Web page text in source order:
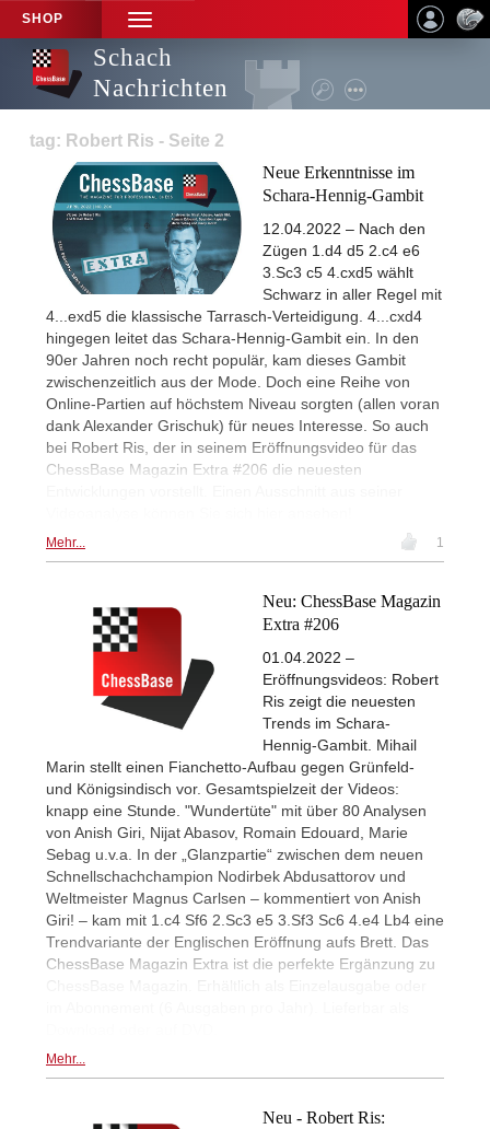
SHOP
TOGGLE
NAVIGATION
Schach
Nachrichten
tag: Robert Ris - Seite 2
Neue Erkenntnisse im
Schara-Hennig-Gambit
12.04.2022 – Nach den
Zügen 1.d4 d5 2.c4 e6
3.Sc3 c5 4.cxd5 wählt
Schwarz in aller Regel mit
4...exd5 die klassische Tarrasch-Verteidigung. 4...cxd4
hingegen leitet das Schara-Hennig-Gambit ein. In den
90er Jahren noch recht populär, kam dieses Gambit
zwischenzeitlich aus der Mode. Doch eine Reihe von
Online-Partien auf höchstem Niveau sorgten (allen voran
dank Alexander Grischuk) für neues Interesse. So auch
bei Robert Ris, der in seinem Eröffnungsvideo für das
ChessBase Magazin Extra #206 die neuesten
Mehr... 1
Neu: ChessBase Magazin
Extra #206
01.04.2022 –
Eröffnungsvideos: Robert
Ris zeigt die neuesten
Trends im Schara-
Hennig-Gambit. Mihail
Marin stellt einen Fianchetto-Aufbau gegen Grünfeld-
und Königsindisch vor. Gesamtspielzeit der Videos:
knapp eine Stunde. "Wundertüte" mit über 80 Analysen
von Anish Giri, Nijat Abasov, Romain Edouard, Marie
Sebag u.v.a. In der „Glanzpartie“ zwischen dem neuen
Schnellschachchampion Nodirbek Abdusattorov und
Weltmeister Magnus Carlsen – kommentiert von Anish
Giri! – kam mit 1.c4 Sf6 2.Sc3 e5 3.Sf3 Sc6 4.e4 Lb4 eine
Trendvariante der Englischen Eröffnung aufs Brett. Das
ChessBase Magazin Extra ist die perfekte Ergänzung zu
Mehr...
Neu - Robert Ris: